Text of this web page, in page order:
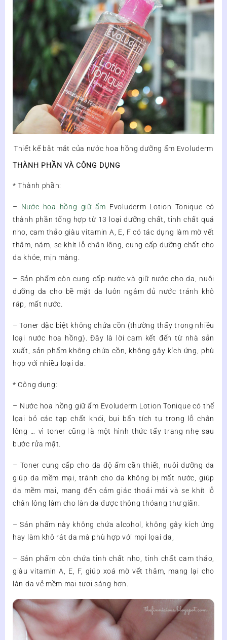
Thiết kế bắt mắt của nước hoa hồng dưỡng ẩm Evoluderm
THÀNH PHẦN VÀ CÔNG DỤNG
* Thành phần:
– Nước hoa hồng giữ ẩm Evoluderm Lotion Tonique có
thành phần tổng hợp từ 13 loại dưỡng chất, tinh chất quả
nho, cam thảo giàu vitamin A, E, F có tác dụng làm mờ vết
thâm, nám, se khít lỗ chân lông, cung cấp dưỡng chất cho
da khỏe, mịn màng.
– Sản phẩm còn cung cấp nước và giữ nước cho da, nuôi
dưỡng da cho bề mặt da luôn ngậm đủ nước tránh khô
ráp, mất nước.
– Toner đặc biệt không chứa cồn (thường thấy trong nhiều
loại nước hoa hồng). Đây là lời cam kết đến từ nhà sản
xuất, sản phẩm không chứa cồn, không gây kích ứng, phù
hợp với nhiều loại da.
* Công dụng:
– Nước hoa hồng giữ ẩm Evoluderm Lotion Tonique có thể
lọai bỏ các tạp chất khói, bụi bẩn tích tụ trong lỗ chân
lông … vì toner cũng là một hình thức tẩy trang nhẹ sau
bước rửa mặt.
– Toner cung cấp cho da độ ẩm cần thiết, nuôi dưỡng da
giúp da mềm mại, tránh cho da không bị mất nước, giúp
da mềm mại, mang đến cảm giác thoải mái và se khít lỗ
chân lông làm cho làn da được thông thóang thư giãn.
– Sản phẩm này không chứa alcohol, không gây kích ứng
hay làm khô rát da mà phù hợp với mọi lọai da,
– Sản phẩm còn chứa tinh chất nho, tinh chất cam thảo,
giàu vitamin A, E, F, giúp xoá mờ vết thâm, mang lại cho
làn da vẻ mềm mại tươi sáng hơn.